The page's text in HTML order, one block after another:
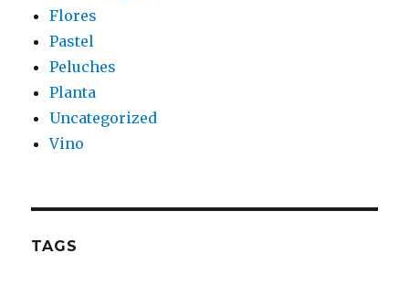
Flores
Pastel
Peluches
Planta
Uncategorized
Vino
TAGS